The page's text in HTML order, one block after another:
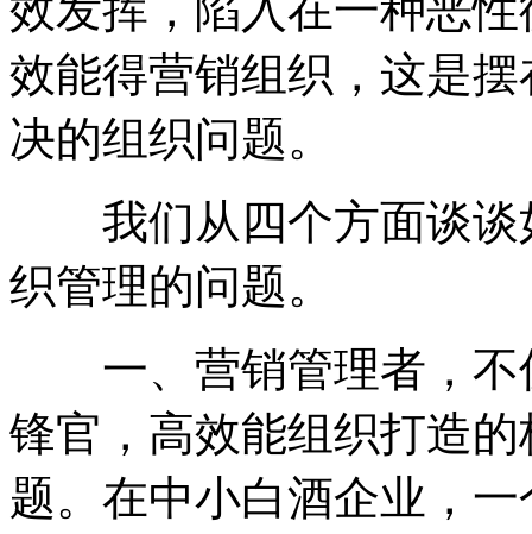
效能得营销组织，这是
决的组织问题。
我们从四个方面谈谈
织管理的问题。
一、营销管理者，不
锋官，高效能组织打造
题。在中小白酒企业，